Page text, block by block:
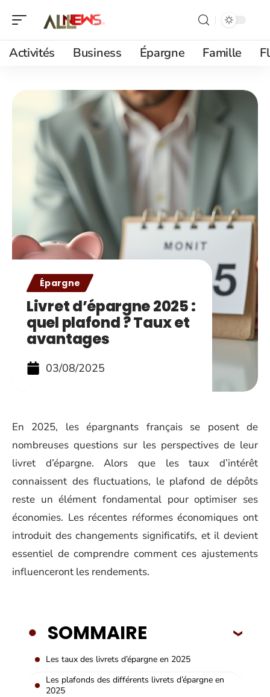
Activités Business Épargne Famille
Épargne
Livret d’épargne 2025 :
quel plafond ? Taux et
avantages
03/08/2025
En 2025, les épargnants français se posent de
nombreuses questions sur les perspectives de leur
livret d’épargne. Alors que les taux d’intérêt
connaissent des fluctuations, le plafond de dépôts
reste un élément fondamental pour optimiser ses
économies. Les récentes réformes économiques ont
introduit des changements significatifs, et il devient
essentiel de comprendre comment ces ajustements
influenceront les rendements.
SOMMAIRE
Les taux des livrets d’épargne en 2025
Les plafonds des différents livrets d’épargne en
2025